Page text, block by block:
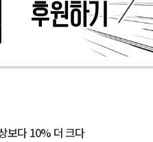
보다 10% 더 크다